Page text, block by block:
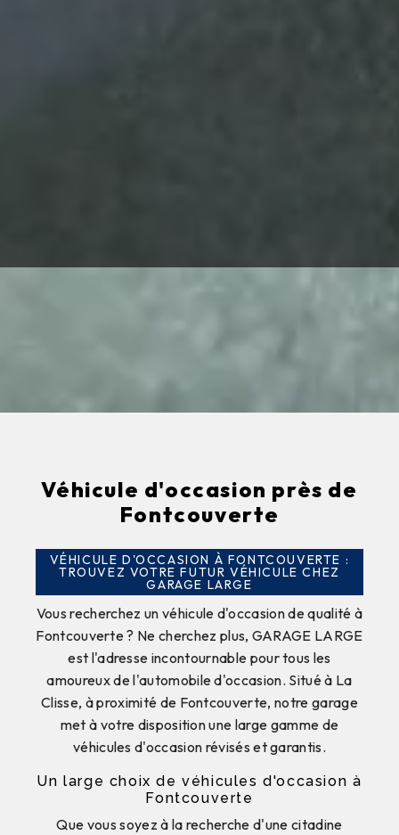
Véhicule d'occasion près de
Fontcouverte
VÉHICULE D'OCCASION À FONTCOUVERTE :
TROUVEZ VOTRE FUTUR VÉHICULE CHEZ
GARAGE LARGE
Vous recherchez un véhicule d'occasion de qualité à
Fontcouverte ? Ne cherchez plus, GARAGE LARGE
est l'adresse incontournable pour tous les
amoureux de l'automobile d'occasion. Situé à La
Clisse, à proximité de Fontcouverte, notre garage
met à votre disposition une large gamme de
véhicules d'occasion révisés et garantis.
Un large choix de véhicules d'occasion à
Fontcouverte
Que vous soyez à la recherche d'une citadine